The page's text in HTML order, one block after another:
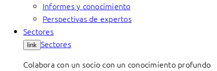
Informes y conocimiento
Perspectivas de expertos
Sectores
link Sectores
Colabora con un socio con un conocimiento profundo